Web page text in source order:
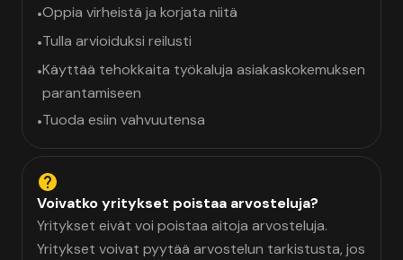
•Oppia virheistä ja korjata niitä
•Tulla arvioiduksi reilusti
•Käyttää tehokkaita työkaluja asiakaskokemuksen
parantamiseen
•Tuoda esiin vahvuutensa
Voivatko yritykset poistaa arvosteluja?
Yritykset eivät voi poistaa aitoja arvosteluja.
Yritykset voivat pyytää arvostelun tarkistusta, jos